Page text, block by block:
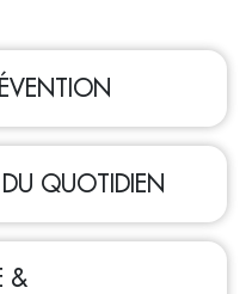
QUOTIDIEN
&